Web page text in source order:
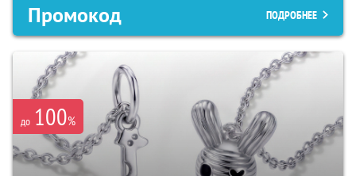
Промокод ПОДРОБНЕЕ
до 100%